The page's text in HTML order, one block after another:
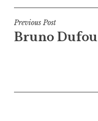
Navigation
de
Previous Post
Bruno